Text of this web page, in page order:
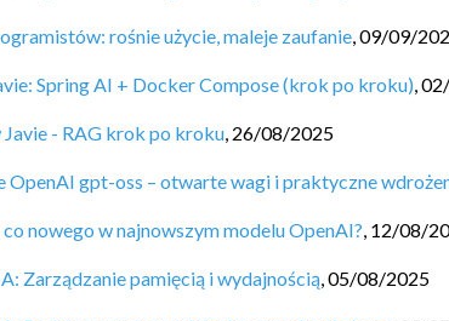
rośnie użycie, maleje zaufanie,09/09/
Spring AI + Docker Compose (krok po kroku),
- RAG krok po kroku, 26/08/2025
OpenAI gpt-oss – otwarte wagi i praktyczne
nowego w najnowszym modelu OpenAI?, 12/08/
Zarządzanie pamięcią i wydajnością,05/08/2025